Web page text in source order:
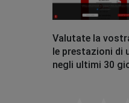
Valutate la
le prestazioni di
negli ultimi 30